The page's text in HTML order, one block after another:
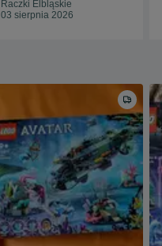
Raczki Elbląskie
03 sierpnia 2026